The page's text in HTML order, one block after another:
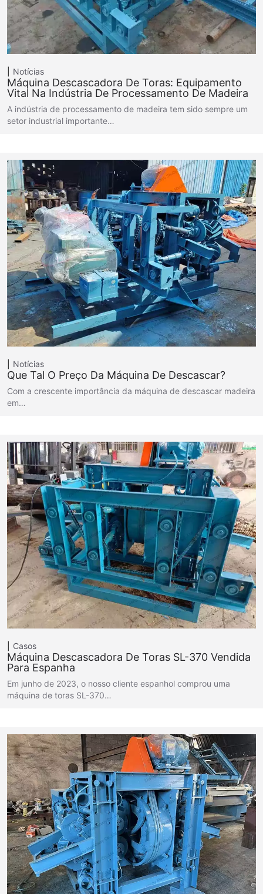
Notícias
Máquina Descascadora De Toras: Equipamento
Vital Na Indústria De Processamento De Madeira
A indústria de processamento de madeira tem sido sempre um
setor industrial importante…
Notícias
Que Tal O Preço Da Máquina De Descascar?
Com a crescente importância da máquina de descascar madeira
em…
Casos
Máquina Descascadora De Toras SL-370 Vendida
Para Espanha
Em junho de 2023, o nosso cliente espanhol comprou uma
máquina de toras SL-370…